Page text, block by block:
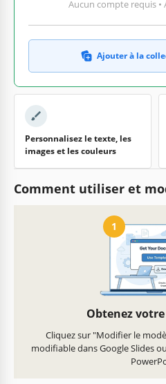
Aucun compte requis
Ajouter à la
Personnalisez le texte, les
images et les couleurs
Comment utiliser et
1
Obtenez
Cliquez sur "Modifier le
modifiable dans Google Slides